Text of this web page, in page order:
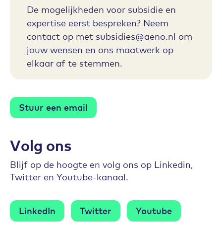
De mogelijkheden voor subsidie en
expertise eerst bespreken? Neem
contact op met subsidies@aeno.nl om
jouw wensen en ons maatwerk op
elkaar af te stemmen.
Stuur een email
Volg ons
Blijf op de hoogte en volg ons op Linkedin,
Twitter en Youtube-kanaal.
LinkedIn Twitter Youtube